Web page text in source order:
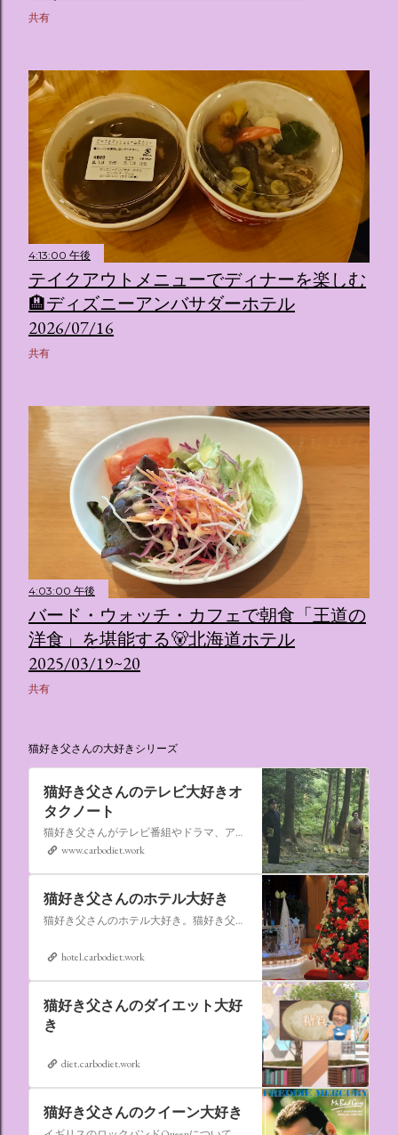
共有
4:13:00 午後
テイクアウトメニューでディナーを楽しむ
🏨ディズニーアンバサダーホテル
2026/07/16
共有
4:03:00 午後
バード・ウォッチ・カフェで朝食「王道の
洋食」を堪能する🐻北海道ホテル
2025/03/19~20
共有
猫好き父さんの大好きシリーズ
猫好き父さんのテレビ大好きオ
タクノート
猫好き父さんがテレビ番組やドラマ、アニメ、特撮ヒーロー,そしてダイエットについて書いたブログです。
www.carbodiet.work
猫好き父さんのホテル大好き
猫好き父さんのホテル大好き。猫好き父さんが宿泊したホテルの情報を徒然なるままに書いていきます。
hotel.carbodiet.work
猫好き父さんのダイエット大好
き
diet.carbodiet.work
猫好き父さんのクイーン大好き